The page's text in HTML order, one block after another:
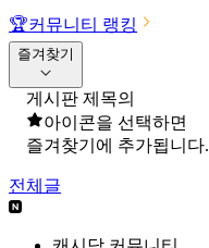
🏆커뮤니티 랭킹
즐겨찾기
게시판 제목의
아이콘을 선택하면
즐겨찾기에 추가됩니다.
전체글